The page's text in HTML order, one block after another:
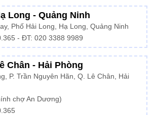
Long - Quảng Ninh
Phố Hải Long, Hạ Long, Quảng Ninh
- ĐT: 020 3388 9989
Chân - Hải Phòng
P. Trần Nguyên Hãn, Q. Lê Chân, Hải
chợ An Dương)